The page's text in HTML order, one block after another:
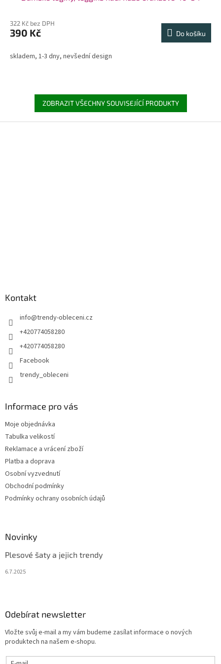
322 Kč bez DPH
390 Kč Do košíku
skladem, 1-3 dny, nevšední design
ZOBRAZIT VŠECHNY SOUVISEJÍCÍ PRODUKTY
Kontakt
info@trendy-obleceni.cz
+420774058280
+420774058280
Facebook
trendy_obleceni
Informace pro vás
Moje objednávka
Tabulka velikostí
Reklamace a vrácení zboží
Platba a doprava
Osobní vyzvednutí
Obchodní podmínky
Podmínky ochrany osobních údajů
Novinky
Plesové šaty a jejich trendy
6.7.2025
Odebírat newsletter
Vložte svůj e-mail a my vám budeme zasílat informace o nových
produktech na našem e-shopu.